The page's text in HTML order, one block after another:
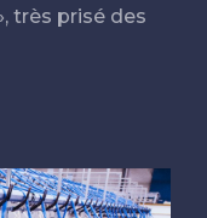
très prisé des